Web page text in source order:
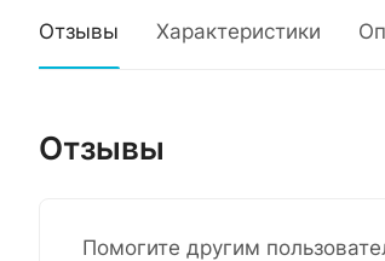
Отзывы Характеристики
Отзывы
Помогите другим